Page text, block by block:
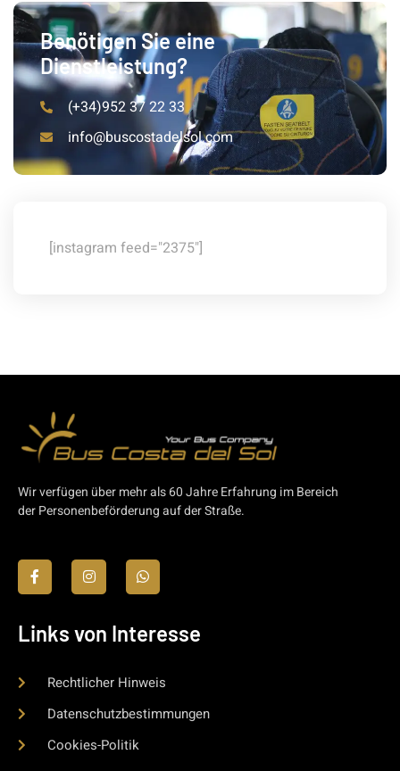
Benötigen Sie eine
Dienstleistung?
(+34)952 37 22 33
info@buscostadelsol.com
[instagram feed="2375"]
Wir verfügen über mehr als 60 Jahre Erfahrung im Bereich
der Personenbeförderung auf der Straße.
Links von Interesse
Rechtlicher Hinweis
Datenschutzbestimmungen
Cookies-Politik